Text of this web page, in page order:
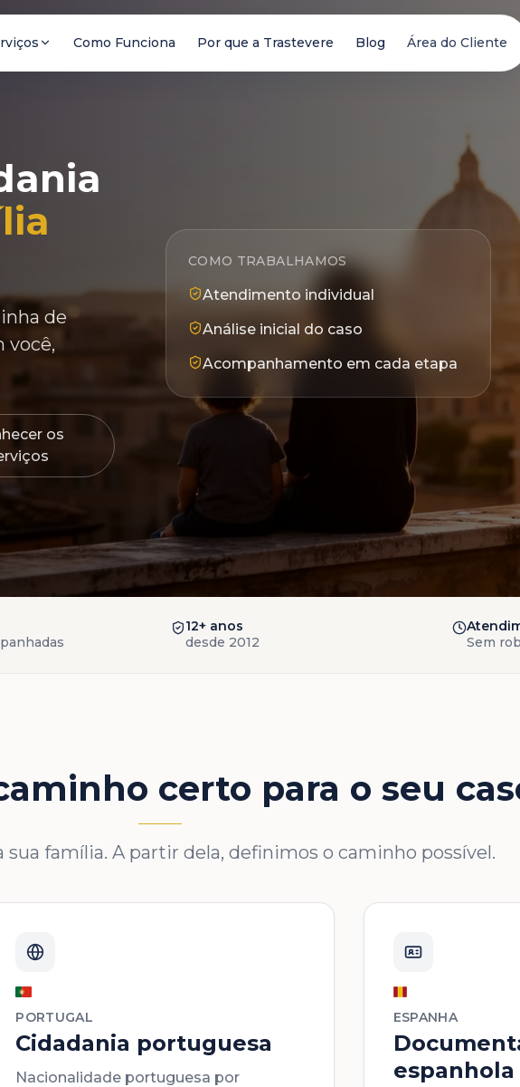
Como Funciona Por que a Trastevere Blog Área do Cliente
de
você,
os
COMO TRABALHAMOS
Atendimento individual
Análise inicial do caso
Acompanhamento em cada etapa
12+ anos
desde 2012
Sem
certo para o seu
sua família. A partir dela, definimos o caminho possível.
PORTUGAL
Cidadania portuguesa
Nacionalidade portuguesa por
ESPANHA
espanhola